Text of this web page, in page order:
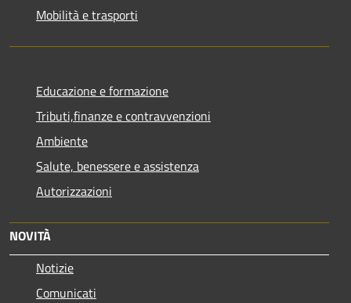
Mobilità e trasporti
Educazione e formazione
Tributi,finanze e contravvenzioni
Ambiente
Salute, benessere e assistenza
Autorizzazioni
NOVITÀ
Notizie
Comunicati